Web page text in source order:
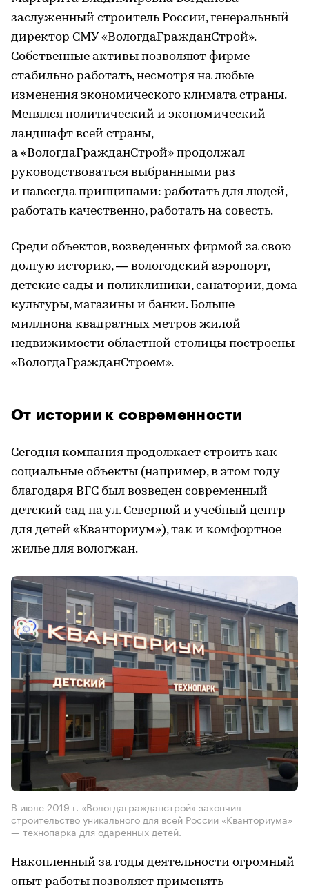
заслуженный строитель России, генеральный
директор СМУ «ВологдаГражданСтрой».
Собственные активы позволяют фирме
стабильно работать, несмотря на любые
изменения экономического климата страны.
Менялся политический и экономический
ландшафт всей страны,
а «ВологдаГражданСтрой» продолжал
руководствоваться выбранными раз
и навсегда принципами: работать для людей,
работать качественно, работать на совесть.
Среди объектов, возведенных фирмой за свою
долгую историю, — вологодский аэропорт,
детские сады и поликлиники, санатории, дома
культуры, магазины и банки. Больше
миллиона квадратных метров жилой
недвижимости областной столицы построены
«ВологдаГражданСтроем».
От истории к современности
Сегодня компания продолжает строить как
социальные объекты (например, в этом году
благодаря ВГС был возведен современный
детский сад на ул. Северной и учебный центр
для детей «Кванториум»), так и комфортное
жилье для вологжан.
В июле 2019 г. «Вологдагражданстрой» закончил
строительство уникального для всей России «Кванториума»
— технопарка для одаренных детей.
Накопленный за годы деятельности огромный
опыт работы позволяет применять